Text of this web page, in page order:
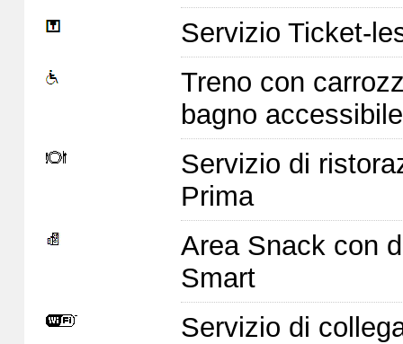
Servizio Ticket-
Treno con
bagno
Servizio di
Prima
Area Snack con
Smart
Servizio di